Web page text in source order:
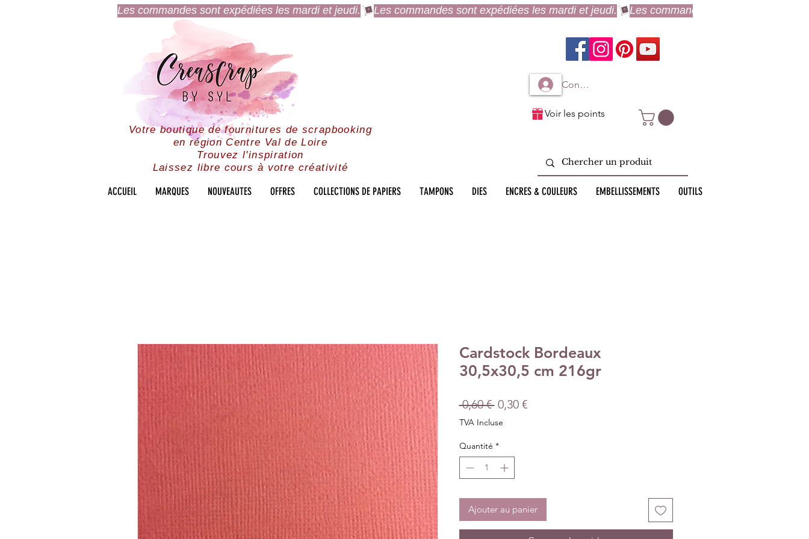
Les commandes sont expédiées les mardi et jeudi.
Votre boutique de fournitures de scrapbooking
en région Centre Val de Loire
Trouvez l'inspiration
Laissez libre cours à votre créativité
Connexion à mon compte
Voir les points
ACCUEIL MARQUES NOUVEAUTES OFFRES COLLECTIONS DE PAPIERS TAMPONS DIES ENCRES & COULEURS EMBELLISSEMENTS OUTILS
Cardstock Bordeaux
30,5x30,5 cm 216gr
0,60 € Prix
original
0,30 €Prix
TVA Incluse
Quantité *
Ajouter au panier